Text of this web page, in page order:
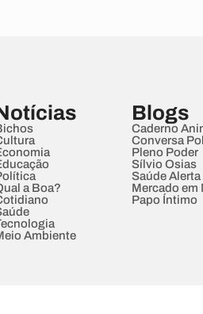
a Boa?
Ambiente
Blogs
Caderno
Conversa
Pleno Poder
Sílvio Osias
Saúde Alerta
Mercado em
Papo Íntimo